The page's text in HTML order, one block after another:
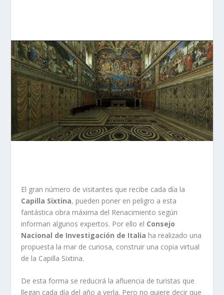
El gran número de visitantes que recibe cada día la
Capilla Sixtina, pueden poner en peligro a esta
fantástica obra máxima del Renacimiento según
informan algunos expertos. Por ello el Consejo
Nacional de Investigación de Italia ha realizado una
propuesta la mar de curiosa, construir una copia virtual
de la Capilla Sixtina.
De esta forma se reducirá la afluencia de turistas que
llegan cada día del año a verla. Pero no quiere decir que